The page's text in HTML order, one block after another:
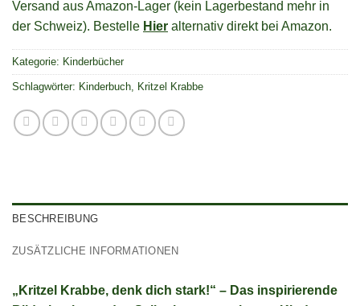
Versand aus Amazon-Lager (kein Lagerbestand mehr in
der Schweiz). Bestelle Hier alternativ direkt bei Amazon.
Kategorie: Kinderbücher
Schlagwörter: Kinderbuch, Kritzel Krabbe
BESCHREIBUNG
ZUSÄTZLICHE INFORMATIONEN
„Kritzel Krabbe, denk dich stark!“ – Das inspirierende